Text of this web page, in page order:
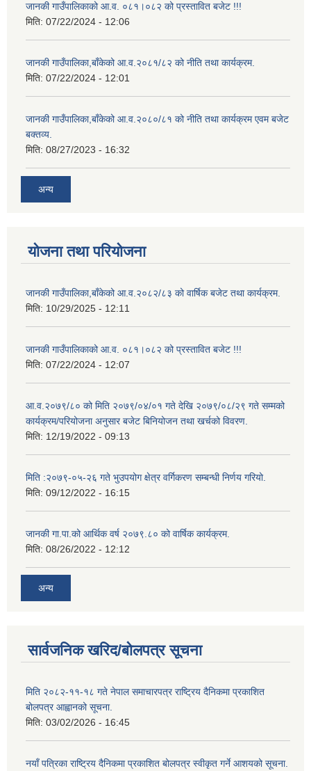
जानकी गाउँपालिकाको आ.व. ०८१।०८२ को प्रस्तावित बजेट !!!
मिति: 07/22/2024 - 12:06
जानकी गाउँपालिका,बाँकेको आ.व.२०८१/८२ को नीति तथा कार्यक्रम.
मिति: 07/22/2024 - 12:01
जानकी गाउँपालिका,बाँकेको आ.व.२०८०/८१ को नीति तथा कार्यक्रम एवम बजेट
बक्तव्य.
मिति: 08/27/2023 - 16:32
अन्य
योजना तथा परियोजना
जानकी गाउँपालिका,बाँकेको आ.व.२०८२/८३ को वार्षिक बजेट तथा कार्यक्रम.
मिति: 10/29/2025 - 12:11
जानकी गाउँपालिकाको आ.व. ०८१।०८२ को प्रस्तावित बजेट !!!
मिति: 07/22/2024 - 12:07
आ.व.२०७९/८० को मिति २०७९/०४/०१ गते देखि २०७९/०८/२९ गते सम्मको
कार्यक्रम/परियोजना अनुसार बजेट बिनियोजन तथा खर्चको विवरण.
मिति: 12/19/2022 - 09:13
मिति :२०७९-०५-२६ गते भुउपयोग क्षेत्र वर्गिकरण सम्बन्धी निर्णय गरियो.
मिति: 09/12/2022 - 16:15
जानकी गा.पा.को आर्थिक वर्ष २०७९.८० को वार्षिक कार्यक्रम.
मिति: 08/26/2022 - 12:12
अन्य
सार्वजनिक खरिद/बोलपत्र सूचना
मिति २०८२-११-१८ गते नेपाल समाचारपत्र राष्ट्रिय दैनिकमा प्रकाशित
बोलपत्र आह्वानको सूचना.
मिति: 03/02/2026 - 16:45
नयाँ पत्रिका राष्ट्रिय दैनिकमा प्रकाशित बोलपत्र स्वीकृत गर्ने आशयको सूचना.